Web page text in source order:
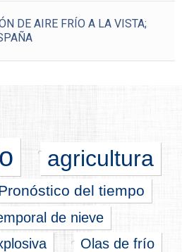
DE AIRE FRÍO A LA VISTA;
agricultura
del tiempo
de nieve
Olas de frío